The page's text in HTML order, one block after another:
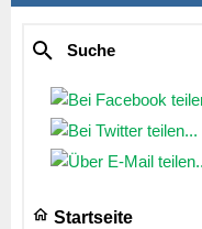
Suche
Startseite